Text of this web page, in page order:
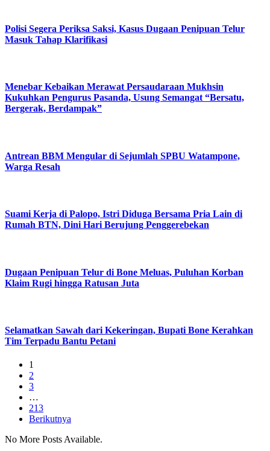
Polisi Segera Periksa Saksi, Kasus Dugaan Penipuan Telur
Masuk Tahap Klarifikasi
Menebar Kebaikan Merawat Persaudaraan Mukhsin
Kukuhkan Pengurus Pasanda, Usung Semangat “Bersatu,
Bergerak, Berdampak”
Antrean BBM Mengular di Sejumlah SPBU Watampone,
Warga Resah
Suami Kerja di Palopo, Istri Diduga Bersama Pria Lain di
Rumah BTN, Dini Hari Berujung Penggerebekan
Dugaan Penipuan Telur di Bone Meluas, Puluhan Korban
Klaim Rugi hingga Ratusan Juta
Selamatkan Sawah dari Kekeringan, Bupati Bone Kerahkan
Tim Terpadu Bantu Petani
1
2
3
…
213
Berikutnya
No More Posts Available.